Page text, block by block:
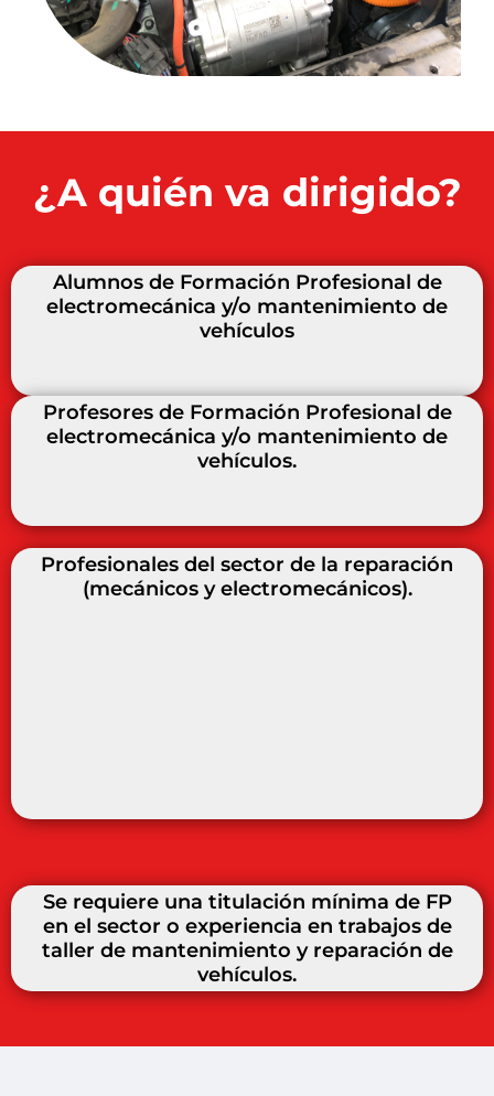
¿A quién va dirigido?
Alumnos de Formación Profesional de
electromecánica y/o mantenimiento de
vehículos
Profesores de Formación Profesional de
electromecánica y/o mantenimiento de
vehículos.
Profesionales del sector de la reparación
(mecánicos y electromecánicos).
Se requiere una titulación mínima de FP
en el sector o experiencia en trabajos de
taller de mantenimiento y reparación de
vehículos.